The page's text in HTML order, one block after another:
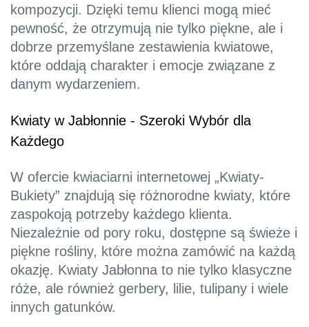
kompozycji. Dzięki temu klienci mogą mieć
pewność, że otrzymują nie tylko piękne, ale i
dobrze przemyślane zestawienia kwiatowe,
które oddają charakter i emocje związane z
danym wydarzeniem.
Kwiaty w Jabłonnie - Szeroki Wybór dla
Każdego
W ofercie kwiaciarni internetowej „Kwiaty-
Bukiety” znajdują się różnorodne kwiaty, które
zaspokoją potrzeby każdego klienta.
Niezależnie od pory roku, dostępne są świeże i
piękne rośliny, które można zamówić na każdą
okazję. Kwiaty Jabłonna to nie tylko klasyczne
róże, ale również gerbery, lilie, tulipany i wiele
innych gatunków.